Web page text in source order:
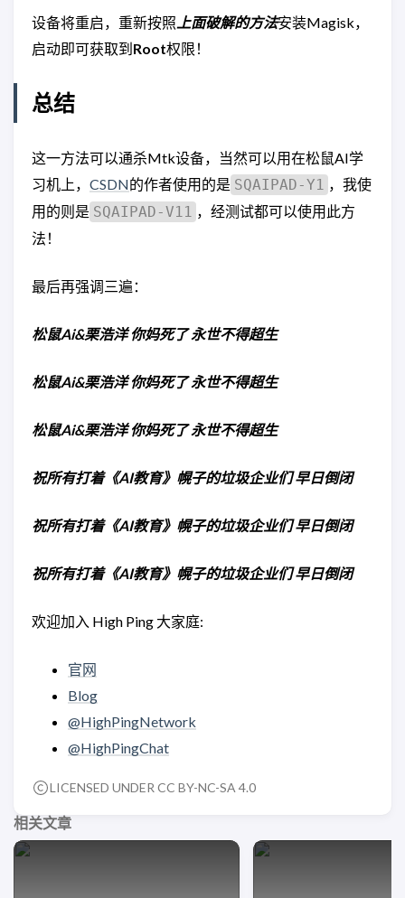
设备将重启，重新按照上面破解的方法安装Magisk，
启动即可获取到 Root权限！
总结
这一方法可以通杀Mtk设备，当然可以用在松鼠AI学
习机上， CSDN的作者使用的是 SQAIPAD-Y1 ，我使
用的则是 SQAIPAD-V11 ，经测试都可以使用此方
法！
最后再强调三遍：
松鼠Ai&栗浩洋 你妈死了 永世不得超生
松鼠Ai&栗浩洋 你妈死了 永世不得超生
松鼠Ai&栗浩洋 你妈死了 永世不得超生
祝所有打着《AI教育》幌子的垃圾企业们 早日倒闭
祝所有打着《AI教育》幌子的垃圾企业们 早日倒闭
祝所有打着《AI教育》幌子的垃圾企业们 早日倒闭
欢迎加入 High Ping 大家庭:
官网
Blog
@HighPingNetwork
@HighPingChat
LICENSED UNDER CC BY-NC-SA 4.0
相关文章